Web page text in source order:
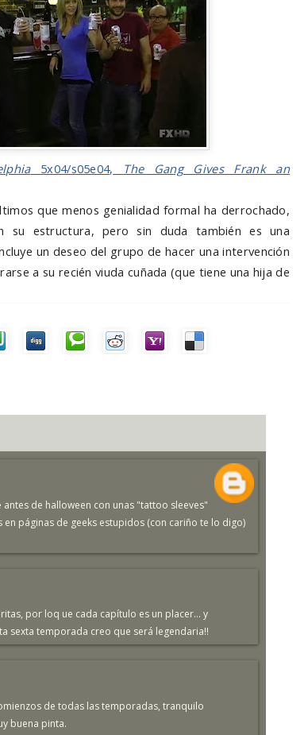
5x04/s05e04, The Gang Gives Frank an
que menos genialidad formal ha derrochado,
su estructura, pero sin duda también es una
un deseo del grupo de hacer una intervención
a su recién viuda cuñada (que tiene una hija de
de halloween con unas "tattoo sleeves"
páginas de geeks estupidos (con cariño te lo digo)
por loq ue cada capítulo es un placer... y
sexta temporada creo que será legendaria!!
de todas las temporadas, tranquilo
buena pinta.